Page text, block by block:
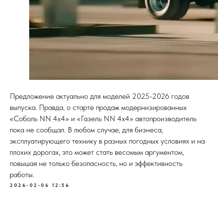
Предложение актуально для моделей 2025-2026 годов
выпуска. Правда, о старте продаж модернизированных
«Соболь NN 4x4» и «Газель NN 4x4» автопроизводитель
пока не сообщал. В любом случае, для бизнеса,
эксплуатирующего технику в разных погодных условиях и на
плохих дорогах, это может стать весомым аргументом,
повышая не только безопасность, но и эффективность
работы.
2026-02-06 12:56